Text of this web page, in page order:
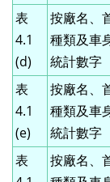
表
4.1
(d)
按廠名、
種類及車
統計數字
表
4.1
(e)
按廠名、
種類及車
統計數字
表
按廠名、